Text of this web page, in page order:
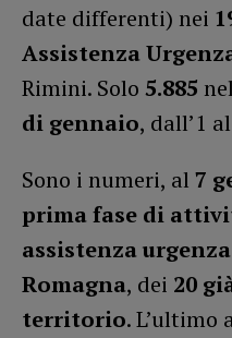
date differenti) nei
Assistenza
Rimini. Solo 5.885
di gennaio, dall’1
Sono i numeri, al 7
prima fase di
assistenza
Romagna, dei 20
territorio. L’ultimo